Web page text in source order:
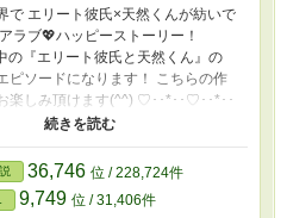
で エリート彼氏×天然くんが紡いで
ラブ💖ハッピーストーリー！
の『エリート彼氏と天然くん』の
ピソードになります！ こちらの作
楽しみ頂けます(^^) ♡･･*･･♡･･*･･
･･♡･･*･･♡ 進学で田舎から上京し
が大のお気に入り。 バイト先で知
、同じキャンパスの先輩で、プテ
トが好きと分かり、すぐ仲良くな
36,746 位 / 228,724件
9,749 位 / 31,406件